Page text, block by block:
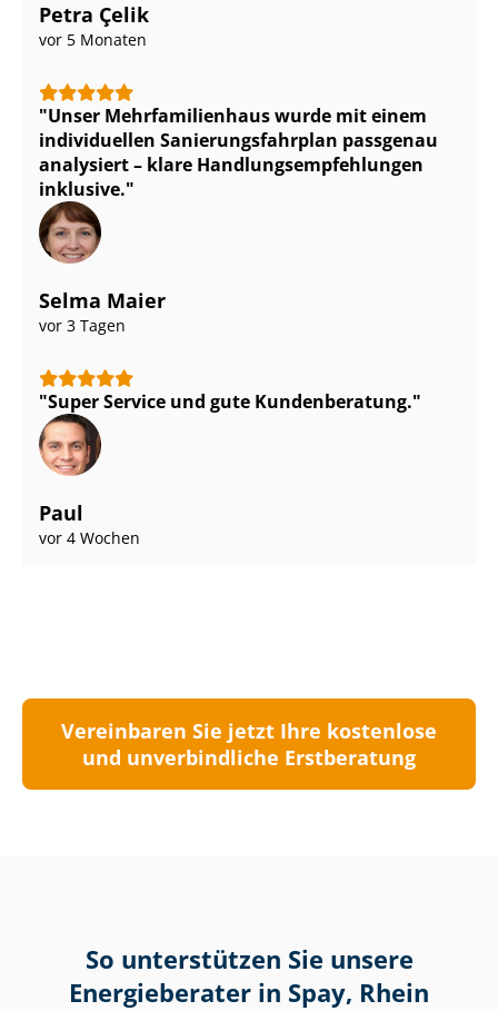
Petra Çelik
vor 5 Monaten
Unser Mehr­fa­mi­li­en­haus wurde mit einem
individuellen Sa­nie­rungs­fahr­plan passgenau
analysiert – klare Hand­lungs­emp­feh­lun­gen
inklusive.
Selma Maier
vor 3 Tagen
Super Service und gute Kundenberatung.
Paul
vor 4 Wochen
Vereinbaren Sie jetzt Ihre kostenlose
und unverbindliche Erstberatung
So unterstützen Sie unsere
Energieberater in Spay, Rhein